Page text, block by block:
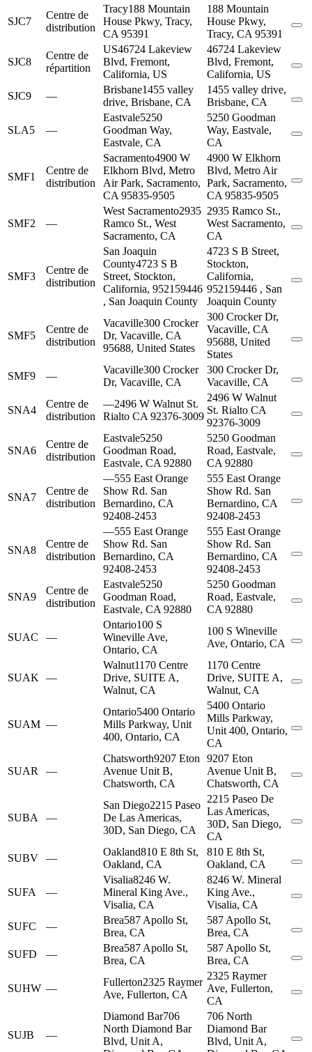
SJC7
Centre de
distribution
Tracy188 Mountain
House Pkwy, Tracy,
CA 95391
188 Mountain
House Pkwy,
Tracy, CA 95391
SJC8
Centre de
répartition
US46724 Lakeview
Blvd, Fremont,
California, US
46724 Lakeview
Blvd, Fremont,
California, US
SJC9
—
Brisbane1455 valley
drive, Brisbane, CA
1455 valley drive,
Brisbane, CA
SLA5 —
Eastvale5250
Goodman Way,
Eastvale, CA
5250 Goodman
Way, Eastvale,
CA
SMF1
Centre de
distribution
Sacramento4900 W
Elkhorn Blvd, Metro
Air Park, Sacramento,
CA 95835-9505
4900 W Elkhorn
Blvd, Metro Air
Park, Sacramento,
CA 95835-9505
SMF2 —
West Sacramento2935
Ramco St., West
Sacramento, CA
2935 Ramco St.,
West Sacramento,
CA
SMF3
Centre de
distribution
San Joaquin
County4723 S B
Street, Stockton,
California, 952159446
, San Joaquin County
4723 S B Street,
Stockton,
California,
952159446 , San
Joaquin County
SMF5
Centre de
distribution
Vacaville300 Crocker
Dr, Vacaville, CA
95688, United States
300 Crocker Dr,
Vacaville, CA
95688, United
States
SMF9
—
Vacaville300 Crocker
Dr, Vacaville, CA
300 Crocker Dr,
Vacaville, CA
SNA4
Centre de
distribution
—2496 W Walnut St.
Rialto CA 92376-3009
2496 W Walnut
St. Rialto CA
92376-3009
SNA6
Centre de
distribution
Eastvale5250
Goodman Road,
Eastvale, CA 92880
5250 Goodman
Road, Eastvale,
CA 92880
SNA7
Centre de
distribution
—555 East Orange
Show Rd. San
Bernardino, CA
92408-2453
555 East Orange
Show Rd. San
Bernardino, CA
92408-2453
SNA8
Centre de
distribution
—555 East Orange
Show Rd. San
Bernardino, CA
92408-2453
555 East Orange
Show Rd. San
Bernardino, CA
92408-2453
SNA9
Centre de
distribution
Eastvale5250
Goodman Road,
Eastvale, CA 92880
5250 Goodman
Road, Eastvale,
CA 92880
SUAC —
Ontario100 S
Wineville Ave,
Ontario, CA
100 S Wineville
Ave, Ontario, CA
SUAK —
Walnut1170 Centre
Drive, SUITE A,
Walnut, CA
1170 Centre
Drive, SUITE A,
Walnut, CA
SUAM —
Ontario5400 Ontario
Mills Parkway, Unit
400, Ontario, CA
5400 Ontario
Mills Parkway,
Unit 400, Ontario,
CA
SUAR —
Chatsworth9207 Eton
Avenue Unit B,
Chatsworth, CA
9207 Eton
Avenue Unit B,
Chatsworth, CA
SUBA —
San Diego2215 Paseo
De Las Americas,
30D, San Diego, CA
2215 Paseo De
Las Americas,
30D, San Diego,
CA
SUBV
—
Oakland810 E 8th St,
Oakland, CA
810 E 8th St,
Oakland, CA
SUFA —
Visalia8246 W.
Mineral King Ave.,
Visalia, CA
8246 W. Mineral
King Ave.,
Visalia, CA
SUFC
—
Brea587 Apollo St,
Brea, CA
587 Apollo St,
Brea, CA
SUFD
—
Brea587 Apollo St,
Brea, CA
587 Apollo St,
Brea, CA
SUHW —
Fullerton2325 Raymer
Ave, Fullerton, CA
2325 Raymer
Ave, Fullerton,
CA
SUJB —
Diamond Bar706
North Diamond Bar
Blvd, Unit A,
706 North
Diamond Bar
Blvd, Unit A,